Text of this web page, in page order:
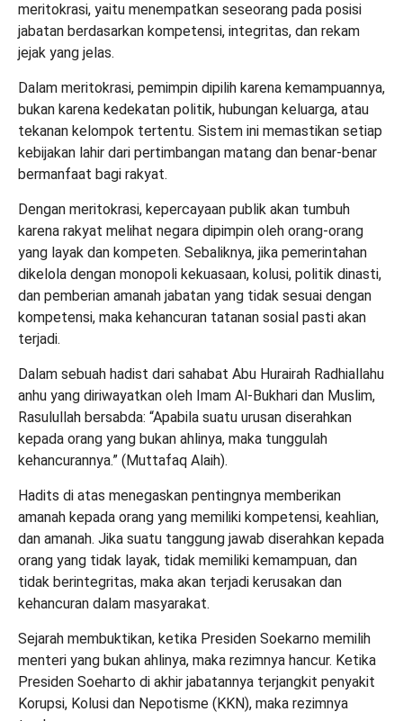
meritokrasi, yaitu menempatkan seseorang pada posisi
jabatan berdasarkan kompetensi, integritas, dan rekam
jejak yang jelas.
Dalam meritokrasi, pemimpin dipilih karena kemampuannya,
bukan karena kedekatan politik, hubungan keluarga, atau
tekanan kelompok tertentu. Sistem ini memastikan setiap
kebijakan lahir dari pertimbangan matang dan benar-benar
bermanfaat bagi rakyat.
Dengan meritokrasi, kepercayaan publik akan tumbuh
karena rakyat melihat negara dipimpin oleh orang-orang
yang layak dan kompeten. Sebaliknya, jika pemerintahan
dikelola dengan monopoli kekuasaan, kolusi, politik dinasti,
dan pemberian amanah jabatan yang tidak sesuai dengan
kompetensi, maka kehancuran tatanan sosial pasti akan
terjadi.
Dalam sebuah hadist dari sahabat Abu Hurairah Radhiallahu
anhu yang diriwayatkan oleh Imam Al-Bukhari dan Muslim,
Rasulullah bersabda: “Apabila suatu urusan diserahkan
kepada orang yang bukan ahlinya, maka tunggulah
kehancurannya.” (Muttafaq Alaih).
Hadits di atas menegaskan pentingnya memberikan
amanah kepada orang yang memiliki kompetensi, keahlian,
dan amanah. Jika suatu tanggung jawab diserahkan kepada
orang yang tidak layak, tidak memiliki kemampuan, dan
tidak berintegritas, maka akan terjadi kerusakan dan
kehancuran dalam masyarakat.
Sejarah membuktikan, ketika Presiden Soekarno memilih
menteri yang bukan ahlinya, maka rezimnya hancur. Ketika
Presiden Soeharto di akhir jabatannya terjangkit penyakit
Korupsi, Kolusi dan Nepotisme (KKN), maka rezimnya